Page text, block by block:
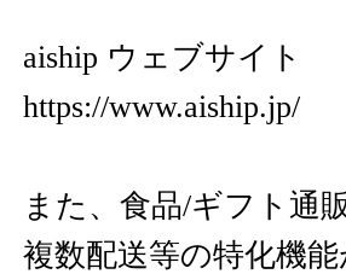
aiship ウェブサイト
https://www.aiship.jp/
また、食品/ギフト通
複数配送等の特化機